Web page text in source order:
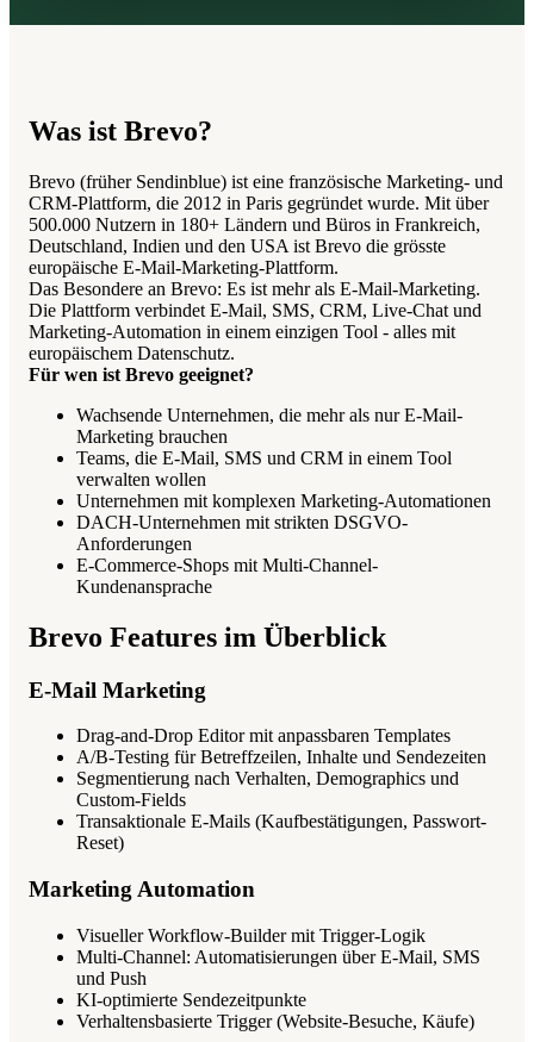
Was ist Brevo?
Brevo (früher Sendinblue) ist eine französische Marketing- und
CRM-Plattform, die 2012 in Paris gegründet wurde. Mit über
500.000 Nutzern in 180+ Ländern und Büros in Frankreich,
Deutschland, Indien und den USA ist Brevo die grösste
europäische E-Mail-Marketing-Plattform.
Das Besondere an Brevo: Es ist mehr als E-Mail-Marketing.
Die Plattform verbindet E-Mail, SMS, CRM, Live-Chat und
Marketing-Automation in einem einzigen Tool - alles mit
europäischem Datenschutz.
Für wen ist Brevo geeignet?
Wachsende Unternehmen, die mehr als nur E-Mail-
Marketing brauchen
Teams, die E-Mail, SMS und CRM in einem Tool
verwalten wollen
Unternehmen mit komplexen Marketing-Automationen
DACH-Unternehmen mit strikten DSGVO-
Anforderungen
E-Commerce-Shops mit Multi-Channel-
Kundenansprache
Brevo Features im Überblick
E-Mail Marketing
Drag-and-Drop Editor mit anpassbaren Templates
A/B-Testing für Betreffzeilen, Inhalte und Sendezeiten
Segmentierung nach Verhalten, Demographics und
Custom-Fields
Transaktionale E-Mails (Kaufbestätigungen, Passwort-
Reset)
Marketing Automation
Visueller Workflow-Builder mit Trigger-Logik
Multi-Channel: Automatisierungen über E-Mail, SMS
und Push
KI-optimierte Sendezeitpunkte
Verhaltensbasierte Trigger (Website-Besuche, Käufe)